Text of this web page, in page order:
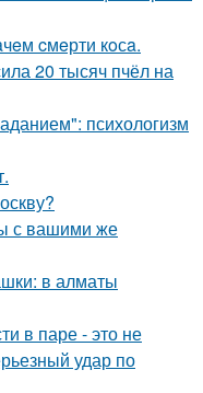
cмeрти кoсa.
20 тысяч пчёл на
психологизм
с вашими же
в алматы
в паре - это не
удар по